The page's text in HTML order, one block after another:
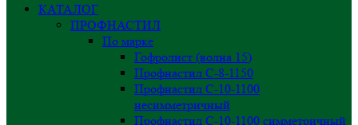
КАТАЛОГ
ПРОФНАСТИЛ
По марке
Гофролист (волна 15)
Профнастил С-8-1150
Профнастил С-10-1100
несимметричный
Профнастил С-10-1100 симметричный